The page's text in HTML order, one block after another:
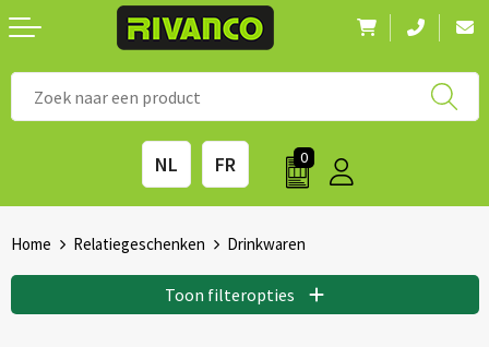
NL FR 0
Kantoorartikelen
Kinderen & spellen
◼ Eco-producten
◼ Survival gear
Home Relatiegeschenken Drinkwaren
Toon filteropties